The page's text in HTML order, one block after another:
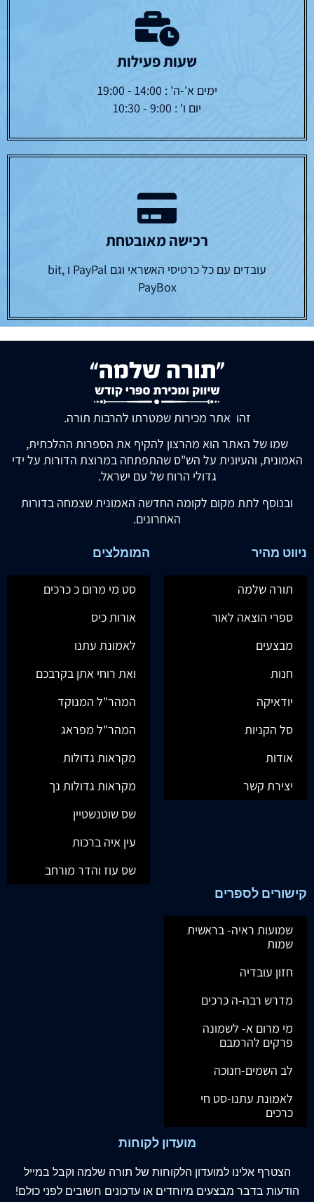
שעות פעילות
ימים א'-ה' : 14:00 - 19:00
יום ו' : 9:00 - 10:30
רכישה מאובטחת
עובדים עם כל כרטיסי האשראי וגם PayPal ו bit,
PayBox
זהו אתר מכירות שמטרתו להרבות תורה.
שמו של האתר הוא מהרצון להקיף את הספרות ההלכתית,
האמונית, והעיונית על הש"ס שהתפתחה במרוצת הדורות על ידי
גדולי הרוח של עם ישראל.
ובנוסף לתת מקום לקומה החדשה האמונית שצמחה בדורות
האחרונים.
ניווט מהיר
תורה שלמה
ספרי הוצאה לאור
מבצעים
חנות
יודאיקה
סל הקניות
אודות
יצירת קשר
המומלצים
סט מי מרום כ כרכים
אורות כיס
לאמונת עתנו
ואת רוחי אתן בקרבכם
המהר"ל המנוקד
המהר"ל מפראג
מקראות גדולות
מקראות גדולות נך
שס שוטנשטיין
עין איה ברכות
שס עוז והדר מורחב
קישורים לספרים
שמועות ראיה- בראשית
שמות
חזון עובדיה
מדרש רבה-ה כרכים
מי מרום א- לשמונה
פרקים להרמבם
לב השמים-חנוכה
לאמונת עתנו-סט חי
כרכים
מועדון לקוחות
הצטרף אלינו למועדון הלקוחות של תורה שלמה וקבל במייל
הודעות בדבר מבצעים מיוחדים או עדכונים חשובים לפני כולם!